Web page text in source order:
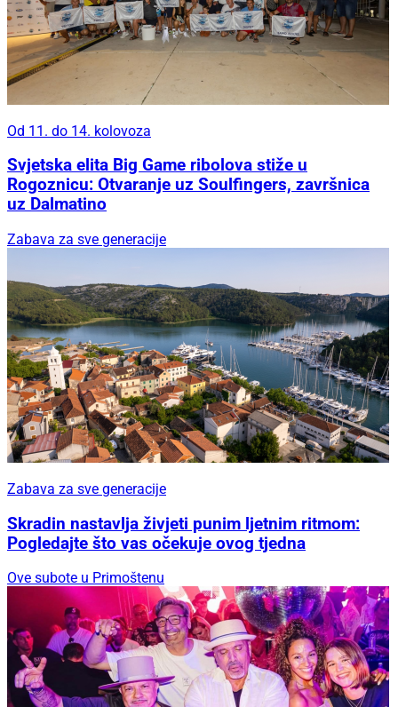
Od 11. do 14. kolovoza
Svjetska elita Big Game ribolova stiže u
Rogoznicu: Otvaranje uz Soulfingers, završnica
uz Dalmatino
Zabava za sve generacije
Zabava za sve generacije
Skradin nastavlja živjeti punim ljetnim ritmom:
Pogledajte što vas očekuje ovog tjedna
Ove subote u Primoštenu